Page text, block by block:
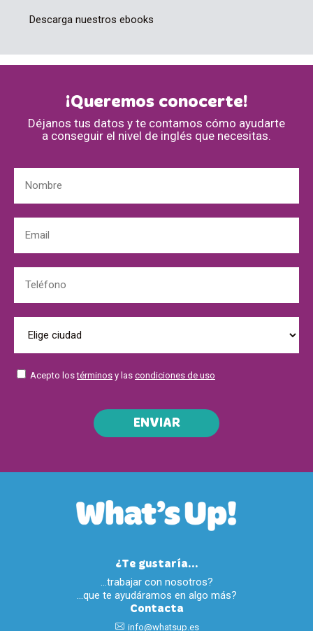
Descarga nuestros ebooks
¡Queremos conocerte!
Déjanos tus datos y te contamos cómo ayudarte
a conseguir el nivel de inglés que necesitas.
Acepto lostérminos y las condiciones de uso
ENVIAR
¿Te gustaría...
…trabajar con nosotros?
…que te ayudáramos en algo más?
Contacta
info@whatsup.es